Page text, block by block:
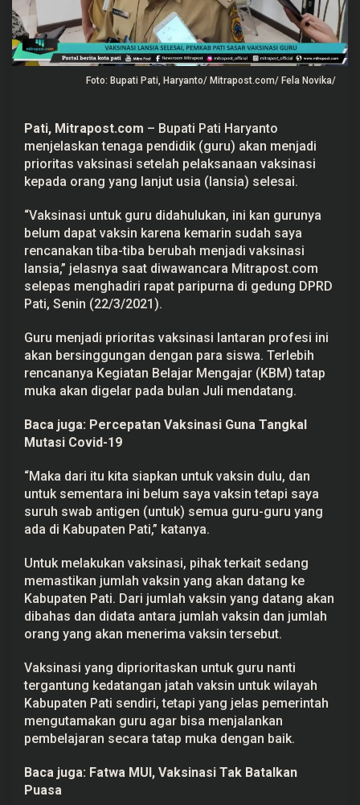
e
m
k
a
b
P
a
a
s
a
r
V
a
s
n
a
s
i
G
r
Foto: Bupati Pati, Haryanto/ Mitrapost.com/ Fela Novika/
Pati, Mitrapost.com – Bupati Pati Haryanto
menjelaskan tenaga pendidik (guru) akan menjadi
prioritas vaksinasi setelah pelaksanaan vaksinasi
kepada orang yang lanjut usia (lansia) selesai.
“Vaksinasi untuk guru didahulukan, ini kan gurunya
belum dapat vaksin karena kemarin sudah saya
rencanakan tiba-tiba berubah menjadi vaksinasi
lansia,” jelasnya saat diwawancara Mitrapost.com
selepas menghadiri rapat paripurna di gedung DPRD
Pati, Senin (22/3/2021).
Guru menjadi prioritas vaksinasi lantaran profesi ini
akan bersinggungan dengan para siswa. Terlebih
rencananya Kegiatan Belajar Mengajar (KBM) tatap
muka akan digelar pada bulan Juli mendatang.
Baca juga: Percepatan Vaksinasi Guna Tangkal
Mutasi Covid-19
“Maka dari itu kita siapkan untuk vaksin dulu, dan
untuk sementara ini belum saya vaksin tetapi saya
suruh swab antigen (untuk) semua guru-guru yang
ada di Kabupaten Pati,” katanya.
Untuk melakukan vaksinasi, pihak terkait sedang
memastikan jumlah vaksin yang akan datang ke
Kabupaten Pati. Dari jumlah vaksin yang datang akan
dibahas dan didata antara jumlah vaksin dan jumlah
orang yang akan menerima vaksin tersebut.
Vaksinasi yang diprioritaskan untuk guru nanti
tergantung kedatangan jatah vaksin untuk wilayah
Kabupaten Pati sendiri, tetapi yang jelas pemerintah
mengutamakan guru agar bisa menjalankan
pembelajaran secara tatap muka dengan baik.
Baca juga: Fatwa MUI, Vaksinasi Tak Batalkan
Puasa